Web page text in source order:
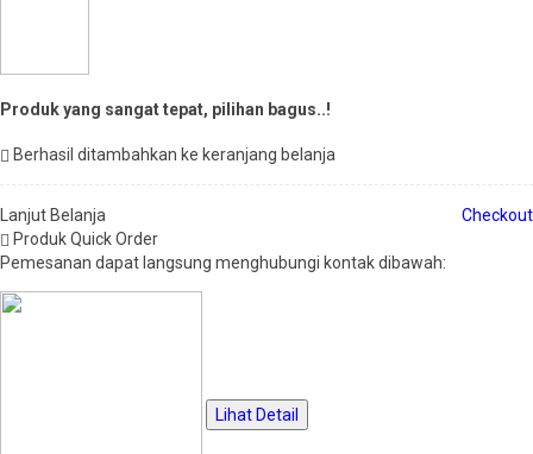
Produk yang sangat tepat, pilihan bagus..!
Berhasil ditambahkan ke keranjang belanja
Lanjut Belanja
Checkout
Produk Quick Order
Pemesanan dapat langsung menghubungi kontak dibawah:
Lihat Detail